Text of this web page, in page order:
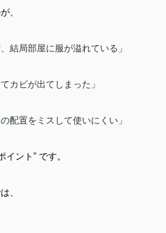
、
結局部屋に服が溢れている」
カビが出てしまった」
配置をミスして使いにくい」
イント” です。
、